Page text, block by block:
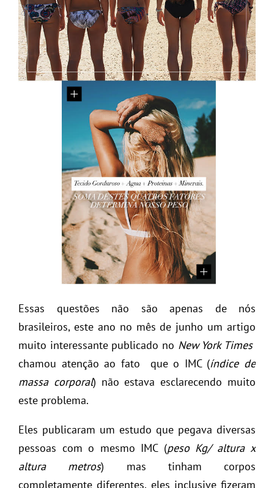
Essas questões não são apenas de nós
brasileiros, este ano no mês de junho um artigo
muito interessante publicado no New York Times
chamou atenção ao fato que o IMC (índice de
massa corporal) não estava esclarecendo muito
este problema.
Eles publicaram um estudo que pegava diversas
pessoas com o mesmo IMC (peso Kg/ altura x
altura metros) mas tinham corpos
completamente diferentes, eles inclusive fizeram